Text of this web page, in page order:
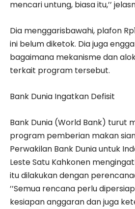
mencari untung, biasa itu,’’
Dia menggarisbawahi, plafon
ini belum diketok. Dia juga
bagaimana mekanisme dan
terkait program tersebut.
Bank Dunia Ingatkan Defisit
Bank Dunia (World Bank) turut
program pemberian makan
Perwakilan Bank Dunia untuk
Leste Satu Kahkonen
itu dilakukan dengan
’’Semua rencana perlu
kesiapan anggaran dan juga